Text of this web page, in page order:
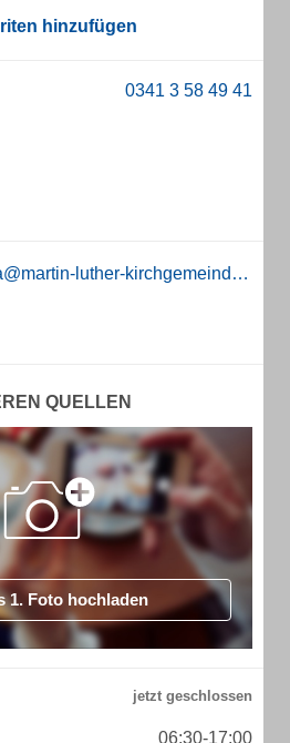
hinzufügen
kita@martin-luther-kirchgemeinde.de
QUELLEN
1. Foto hochladen
06:30-17:00